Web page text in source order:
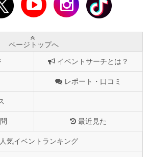
ページトップへ
イベントサーチとは？
レポート・口コミ
最近見た
人気イベントランキング